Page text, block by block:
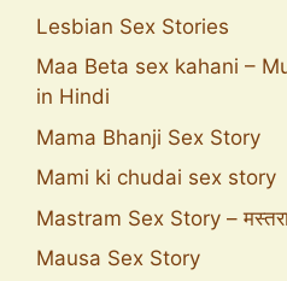
Lesbian Sex Stories
Maa Beta sex kahani –
in Hindi
Mama Bhanji Sex Story
Mami ki chudai sex story
Mastram Sex Story –
Mausa Sex Story